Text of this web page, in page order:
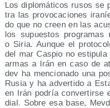
Los diplo­má­ti­cos rusos se
tra las pro­vo­ca­cio­nes
do que no creen en las
los supues­tos
o Siria. Aun­que el
del mar Cas­pio no
armas a Irán en caso de
dev ha men­cio­na­do una
Rusia y ha adver­ti­do a
en Irán podría con­ver­tir­se
dial. Sobre esa base,